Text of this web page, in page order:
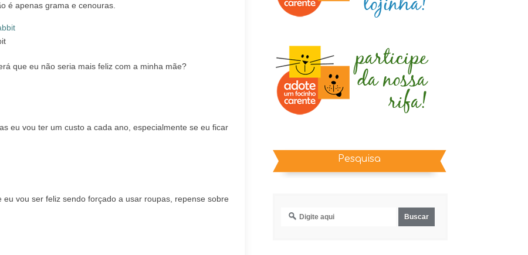
é apenas grama e cenouras.
que eu não seria mais feliz com a minha mãe?
eu vou ter um custo a cada ano, especialmente se eu ficar
vou ser feliz sendo forçado a usar roupas, repense sobre
Pesquisa